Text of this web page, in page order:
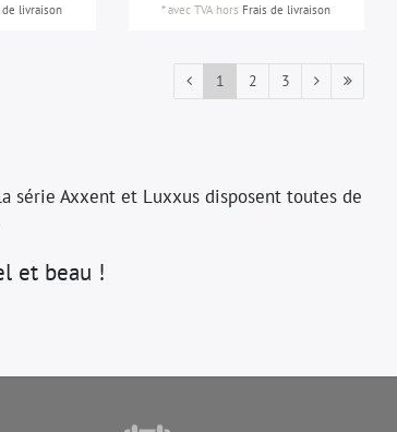
de livraison
*avec TVA hors Frais de livraison
1 2 3
série Axxent et Luxxus disposent toutes de
et beau !